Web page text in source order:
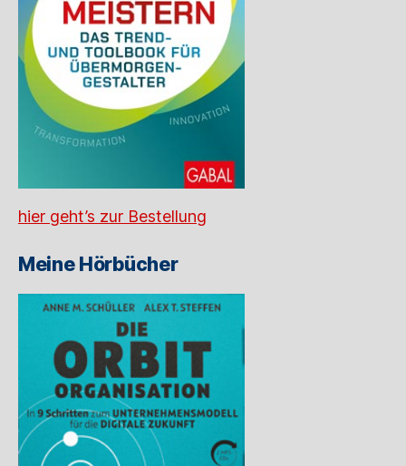
hier geht’s zur Bestellung
Meine Hörbücher